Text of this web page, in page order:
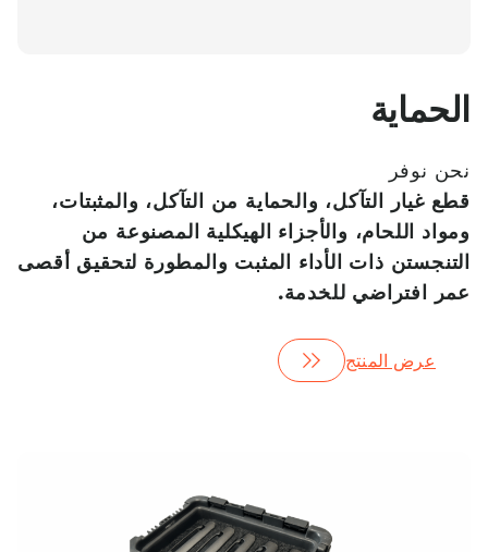
الحماية
نحن نوفر
قطع غيار التآكل، والحماية من التآكل، والمثبتات،
ومواد اللحام، والأجزاء الهيكلية المصنوعة من
التنجستن ذات الأداء المثبت والمطورة لتحقيق أقصى
عمر افتراضي للخدمة.
عرض المنتج